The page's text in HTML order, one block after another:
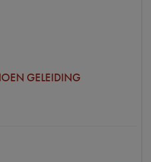
GELEIDING